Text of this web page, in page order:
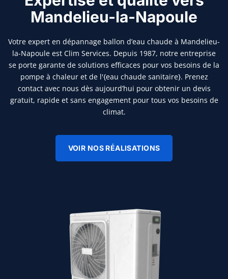
Mandelieu-la-Napoule
Votre expert en dépannage ballon d’eau chaude à Mandelieu-
la-Napoule est Clim Services. Depuis 1987, notre entreprise
se porte garante de solutions efficaces pour vos besoins de la
pompe à chaleur et de l'{eau chaude sanitaire}. Prenez
contact avec nous dès aujourd’hui pour obtenir un devis
gratuit, rapide et sans engagement pour tous vos besoins de
climat.
VOIR NOS RÉALISATIONS